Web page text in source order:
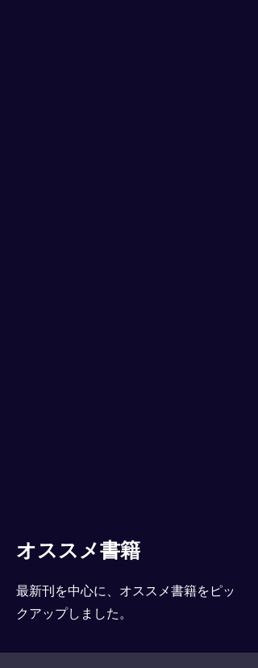
オススメ書籍
最新刊を中心に、オススメ書籍をピッ
クアップしました。